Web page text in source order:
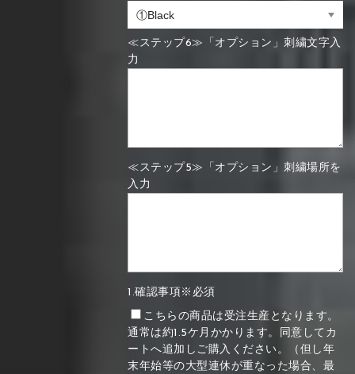
≪ステップ6≫「オプション」刺繍文字入
力
≪ステップ5≫「オプション」刺繍場所を
入力
1.確認事項※必須
こちらの商品は受注生産となります。
通常は約1.5ケ月かかります。同意してカ
ートへ追加しご購入ください。（但し年
末年始等の大型連休が重なった場合、最